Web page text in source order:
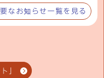
なお知らせ一覧を見る
」